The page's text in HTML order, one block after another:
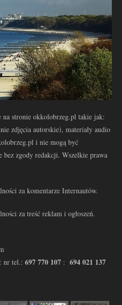
na stronie okkolobrzeg.pl takie jak:
zdjęcia autorskie), materiały audio
i nie mogą być
zgody redakcji. Wszelkie prawa
za komentarze Internautów.
za treść reklam i ogłoszeń.
nr tel.: 697 770 107 : 694 021 137